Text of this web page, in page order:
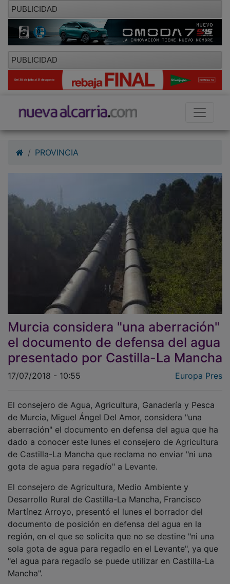
PUBLICIDAD
PUBLICIDAD
Murcia considera "una aberración"
el documento de defensa del agua
presentado por Castilla-La Mancha
17/07/2018 - 10:55
de Murcia, Miguel Ángel Del Amor, considera "una
aberración" el documento en defensa del agua que ha
dado a conocer este lunes el consejero de Agricultura
de Castilla-La Mancha que reclama no enviar "ni una
gota de agua para regadío" a Levante.
Desarrollo Rural de Castilla-La Mancha, Francisco
Martínez Arroyo, presentó el lunes el borrador del
documento de posición en defensa del agua en la
región, en el que se solicita que no se destine "ni una
sola gota de agua para regadío en el Levante", ya que
"el agua para regadío se puede utilizar en Castilla-La
Mancha".